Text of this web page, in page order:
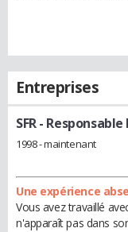
Entreprises
SFR-
1998 - maintenant
Une expérience
Vous avez travaillé
n'apparaît pas dans